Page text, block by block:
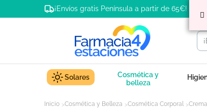
¡Envíos gratis Península a partir de 65€!
Solares
Cosmética y
belleza
Inicio Cosmética y Belleza Cosmética Corporal